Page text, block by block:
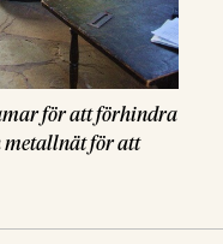
för att förhindra
metallnät för att